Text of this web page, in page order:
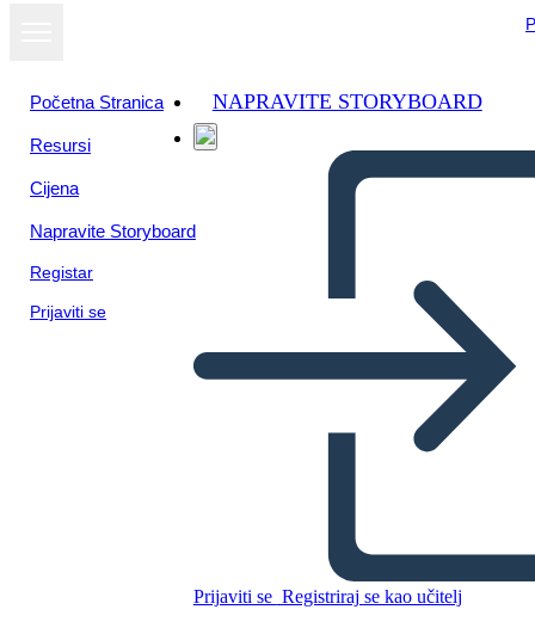
Početna Stranica
Resursi
Cijena
Napravite Storyboard
Registar
Prijaviti se
NAPRAVITE STORYBOARD
Prijaviti se Registriraj se kao učitelj
Riepilogo di Red Bird Sings